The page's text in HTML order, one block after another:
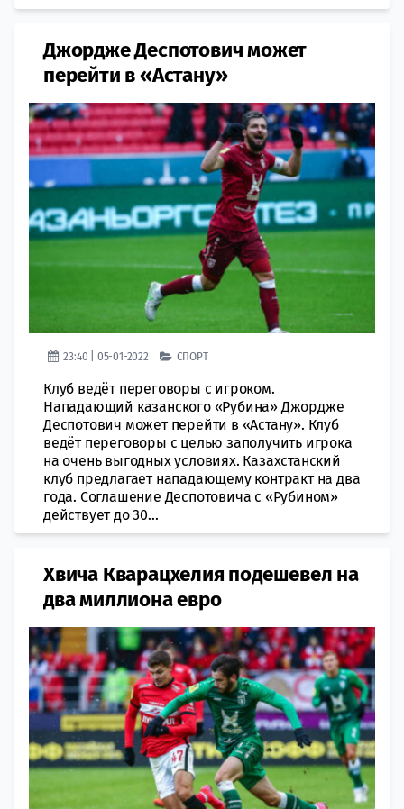
Джордже Деспотович может
перейти в «Астану»
23:40 | 05-01-2022 СПОРТ
Клуб ведёт переговоры с игроком.
Нападающий казанского «Рубина» Джордже
Деспотович может перейти в «Астану». Клуб
ведёт переговоры с целью заполучить игрока
на очень выгодных условиях. Казахстанский
клуб предлагает нападающему контракт на два
года. Соглашение Деспотовича с «Рубином»
действует до 30...
Хвича Кварацхелия подешевел на
два миллиона евро